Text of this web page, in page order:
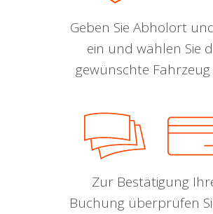
Geben Sie Abholort
ein und wählen Sie
gewünschte Fahrzeug
Zur Bestätigung
Buchung überprüfen